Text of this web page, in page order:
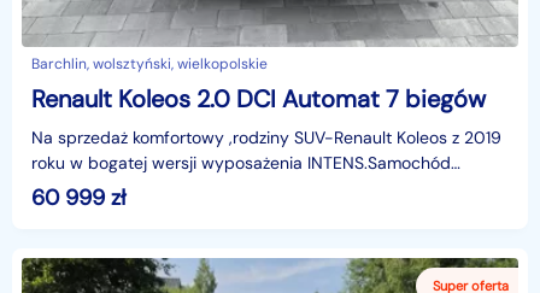
Barchlin, wolsztyński, wielkopolskie
Renault Koleos 2.0 DCI Automat 7 biegów
Na sprzedaż komfortowy ,rodziny SUV-Renault Koleos z 2019
roku w bogatej wersji wyposażenia INTENS.Samochód
wyposażony jest w dynamiczny silnik 2.0 dci,połączon
60 999 zł